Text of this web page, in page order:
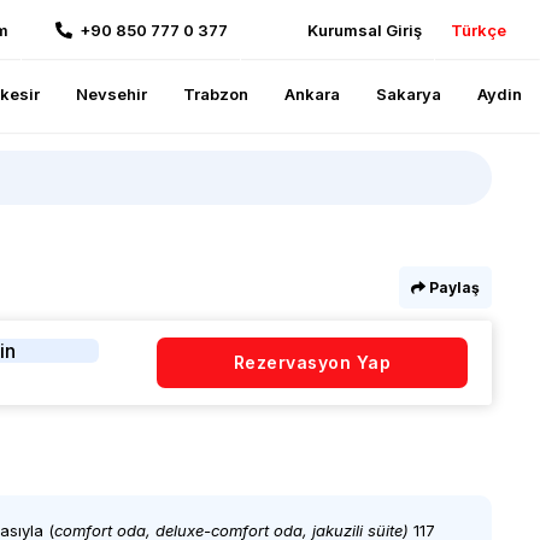
+90 850 777 0 377 Kurumsal Giriş Türkçe
Nevsehir Trabzon Ankara Sakarya Aydin
Paylaş
Rezervasyon Yap
(comfort oda, deluxe-comfort oda, jakuzili süite) 117